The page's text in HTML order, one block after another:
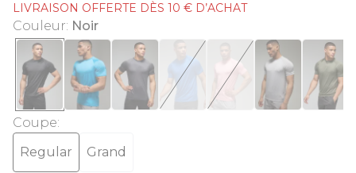
LIVRAISON OFFERTE DÈS 10 € D’ACHAT
Couleur: Noir
Coupe:
Regular
Grand